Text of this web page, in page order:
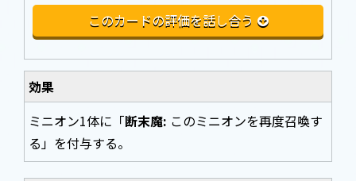
このカードの評価を話し合う
効果
ミニオン1体に「断末魔: このミニオンを再度召喚す
る」を付与する。